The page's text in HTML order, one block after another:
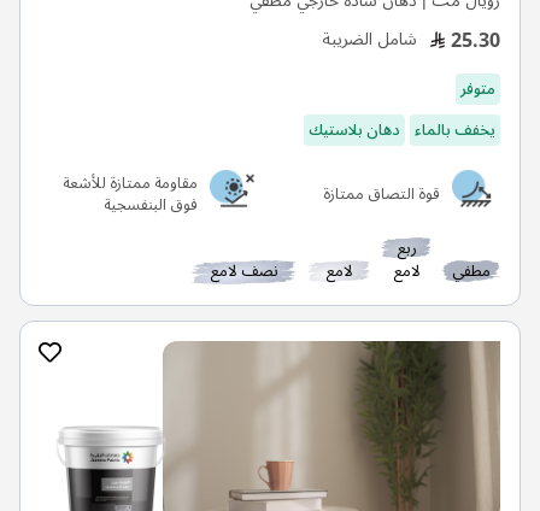
25.30 شامل الضريبة
متوفر
يخفف بالماء دهان بلاستيك
قوة التصاق ممتازة
مقاومة ممتازة للأشعة
فوق البنفسجية
مطفي
ربع
لامع لامع نصف لامع